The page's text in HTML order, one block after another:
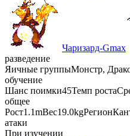
Чаризард-Gmax
разведение
Яичные группыМонстр,
обучение
Шанс поимки45Темп роста
общее
Рост1.1mВес19.0kgРегион
атаки
При изучении